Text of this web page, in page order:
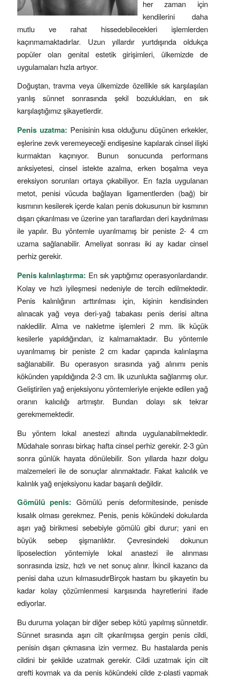
her zaman için
kendilerini daha
mutlu ve rahat hissedebilecekleri işlemlerden
kaçınmamaktadırlar. Uzun yıllardır yurtdışında oldukça
popüler olan genital estetik girişimleri, ülkemizde de
uygulamaları hızla artıyor.
Doğuştan, travma veya ülkemizde özellikle sık karşılaşılan
yanlış sünnet sonrasında şekil bozuklukları, en sık
karşılaştığımız şikayetlerdir.
Penis uzatma: Penisinin kısa olduğunu düşünen erkekler,
eşlerine zevk veremeyeceği endişesine kapılarak cinsel ilişki
kurmaktan kaçınıyor. Bunun sonucunda performans
anksiyetesi, cinsel istekte azalma, erken boşalma veya
ereksiyon sorunları ortaya çıkabiliyor. En fazla uygulanan
metot, penisi vücuda bağlayan ligamentlerden (bağ) bir
kısmının kesilerek içerde kalan penis dokusunun bir kısmının
dışarı çıkarılması ve üzerine yan taraflardan deri kaydırılması
ile yapılır. Bu yöntemle uyarılmamış bir peniste 2- 4 cm
uzama sağlanabilir. Ameliyat sonrası iki ay kadar cinsel
perhiz gerekir.
Penis kalınlaştırma: En sık yaptığımız operasyonlardandır.
Kolay ve hızlı iyileşmesi nedeniyle de tercih edilmektedir.
Penis kalınlığının arttırılması için, kişinin kendisinden
alınacak yağ veya deri-yağ tabakası penis derisi altına
nakledilir. Alma ve nakletme işlemleri 2 mm. lik küçük
kesilerle yapıldığından, iz kalmamaktadır. Bu yöntemle
uyarılmamış bir peniste 2 cm kadar çapında kalınlaşma
sağlanabilir. Bu operasyon sırasında yağ alınımı penis
kökünden yapıldığında 2-3 cm. lik uzunlukta sağlanmış olur.
Geliştirilen yağ enjeksiyonu yöntemleriyle enjekte edilen yağ
oranın kalıcılığı artmıştır. Bundan dolayı sık tekrar
gerekmemektedir.
Bu yöntem lokal anestezi altında uygulanabilmektedir.
Müdahale sonrası birkaç hafta cinsel perhiz gerekir. 2-3 gün
sonra günlük hayata dönülebilir. Son yıllarda hazır dolgu
malzemeleri ile de sonuçlar alınmaktadır. Fakat kalıcılık ve
kalınlık yağ enjeksiyonu kadar başarılı değildir.
Gömülü penis: Gömülü penis deformitesinde, penisde
kısalık olması gerekmez. Penis, penis kökündeki dokularda
aşırı yağ birikmesi sebebiyle gömülü gibi durur; yani en
büyük sebep şişmanlıktır. Çevresindeki dokunun
liposelection yöntemiyle lokal anastezi ile alınması
sonrasında izsiz, hızlı ve net sonuç alınır. İkincil kazancı da
penisi daha uzun kılmasıudırBirçok hastam bu şikayetin bu
kadar kolay çözümlenmesi karşısında hayretlerini ifade
ediyorlar.
Bu duruma yolaçan bir diğer sebep kötü yapılmış sünnetdir.
Sünnet sırasında aşırı cilt çıkarılmışsa gergin penis cildi,
penisin dışarı çıkmasına izin vermez. Bu hastalarda penis
cildini bir şekilde uzatmak gerekir. Cildi uzatmak için cilt
grefti koymak ya da penis kökündeki cilde z-plasti yapmak